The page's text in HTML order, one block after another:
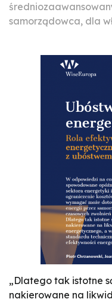
samorządowca, dla
„Dlatego tak istotne
nakierowane na